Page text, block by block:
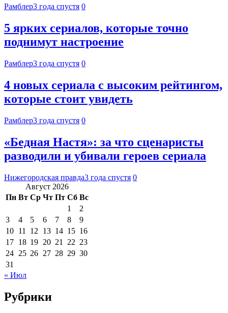
Рамблер3 года спустя 0
5 ярких сериалов, которые точно
поднимут настроение
Рамблер3 года спустя 0
4 новых сериала с высоким рейтингом,
которые стоит увидеть
Рамблер3 года спустя 0
«Бедная Настя»: за что сценаристы
разводили и убивали героев сериала
Нижегородская правда3 года спустя 0
Август 2026
Пн Вт Ср Чт Пт Сб Вс
1
2
3
4 5 6 7 8
9
10 11 12 13 14 15 16
17 18 19 20 21 22 23
24 25 26 27 28 29 30
31
« Июл
Рубрики